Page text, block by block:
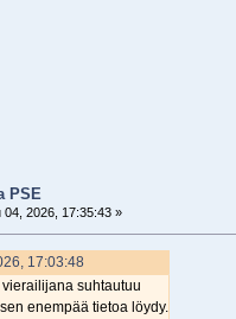
PSE
04, 2026, 17:35:43 »
17:03:48
suhtautuu
enempää tietoa löydy.